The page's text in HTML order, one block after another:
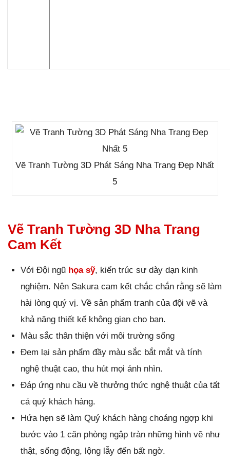
Vẽ Tranh Tường 3D Phát Sáng Nha Trang Đẹp Nhất
5
Vẽ Tranh Tường 3D Nha Trang
Cam Kết
Với Đội ngũ họa sỹ, kiến trúc sư dày dạn kinh
nghiệm. Nên Sakura cam kết chắc chắn rằng sẽ làm
hài lòng quý vị. Về sản phẩm tranh của đội vẽ và
khả năng thiết kế không gian cho bạn.
Màu sắc thân thiện với môi trường sống
Đem lại sản phẩm đầy màu sắc bắt mắt và tính
nghệ thuật cao, thu hút mọi ánh nhìn.
Đáp ứng nhu cầu về thưởng thức nghệ thuật của tất
cả quý khách hàng.
Hứa hẹn sẽ làm Quý khách hàng choáng ngợp khi
bước vào 1 căn phòng ngập tràn những hình vẽ như
thật, sống động, lộng lẫy đến bất ngờ.